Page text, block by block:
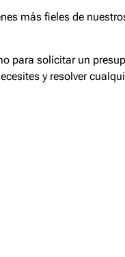
más fieles de
para solicitar un
y resolver